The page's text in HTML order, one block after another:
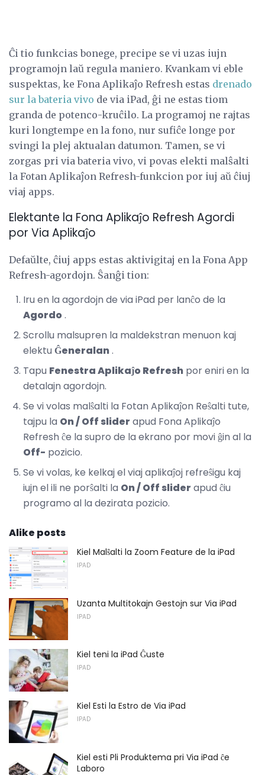
Ĉi tio funkcias bonege, precipe se vi uzas iujn
programojn laŭ regula maniero. Kvankam vi eble
suspektas, ke Fona Aplikaĵo Refresh estas drenado
sur la bateria vivo de via iPad, ĝi ne estas tiom
granda de potenco-kruĉilo. La programoj ne rajtas
kuri longtempe en la fono, nur sufiĉe longe por
svingi la plej aktualan datumon. Tamen, se vi
zorgas pri via bateria vivo, vi povas elekti malŝalti
la Fotan Aplikaĵon Refresh-funkcion por iuj aŭ ĉiuj
viaj apps.
Elektante la Fona Aplikaĵo Refresh Agordi
por Via Aplikaĵo
Defaŭlte, ĉiuj apps estas aktivigitaj en la Fona App
Refresh-agordojn. Ŝanĝi tion:
Iru en la agordojn de via iPad per lanĉo de la
Agordo.
Scrollu malsupren la maldekstran menuon kaj
elektu Ĝeneralan.
Tapu Fenestra Aplikaĵo Refresh por eniri en la
detalajn agordojn.
Se vi volas malŝalti la Fotan Aplikaĵon Reŝalti tute,
tajpu la On / Off slider apud Fona Aplikaĵo
Refresh ĉe la supro de la ekrano por movi ĝin al la
Off- pozicio.
Se vi volas, ke kelkaj el viaj aplikaĵoj refreŝigu kaj
iujn el ili ne porŝalti la On / Off slider apud ĉiu
programo al la dezirata pozicio.
Alike posts
Kiel Malŝalti la Zoom Feature de la iPad
IPAD
Uzanta Multitokajn Gestojn sur Via iPad
IPAD
Kiel teni la iPad Ĝuste
IPAD
Kiel Esti la Estro de Via iPad
IPAD
Kiel esti Pli Produktema pri Via iPad ĉe
Laboro